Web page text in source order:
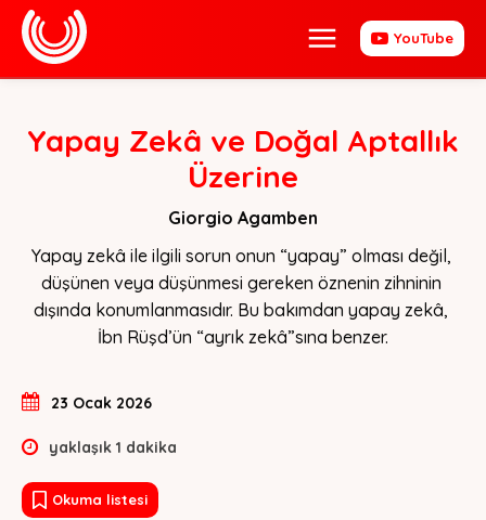
YouTube
Yapay Zekâ ve Doğal Aptallık
Üzerine
Giorgio Agamben
Yapay zekâ ile ilgili sorun onun “yapay” olması değil,
düşünen veya düşünmesi gereken öznenin zihninin
dışında konumlanmasıdır. Bu bakımdan yapay zekâ,
İbn Rüşd’ün “ayrık zekâ”sına benzer.
23 Ocak 2026
yaklaşık 1 dakika
Okuma listesi